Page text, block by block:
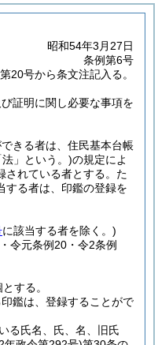
昭和54年3月27日
条例第6号
号から条文注記入る。
証明に関し必要な事項を
きる者は、住民基本台帳
」という。)の規定によ
れている者とする。 た
する者は、印鑑の登録を
に該当する者を除く。)
令元条例20・令2条例
する。
鑑は、登録することがで
る氏名、氏、名、旧氏